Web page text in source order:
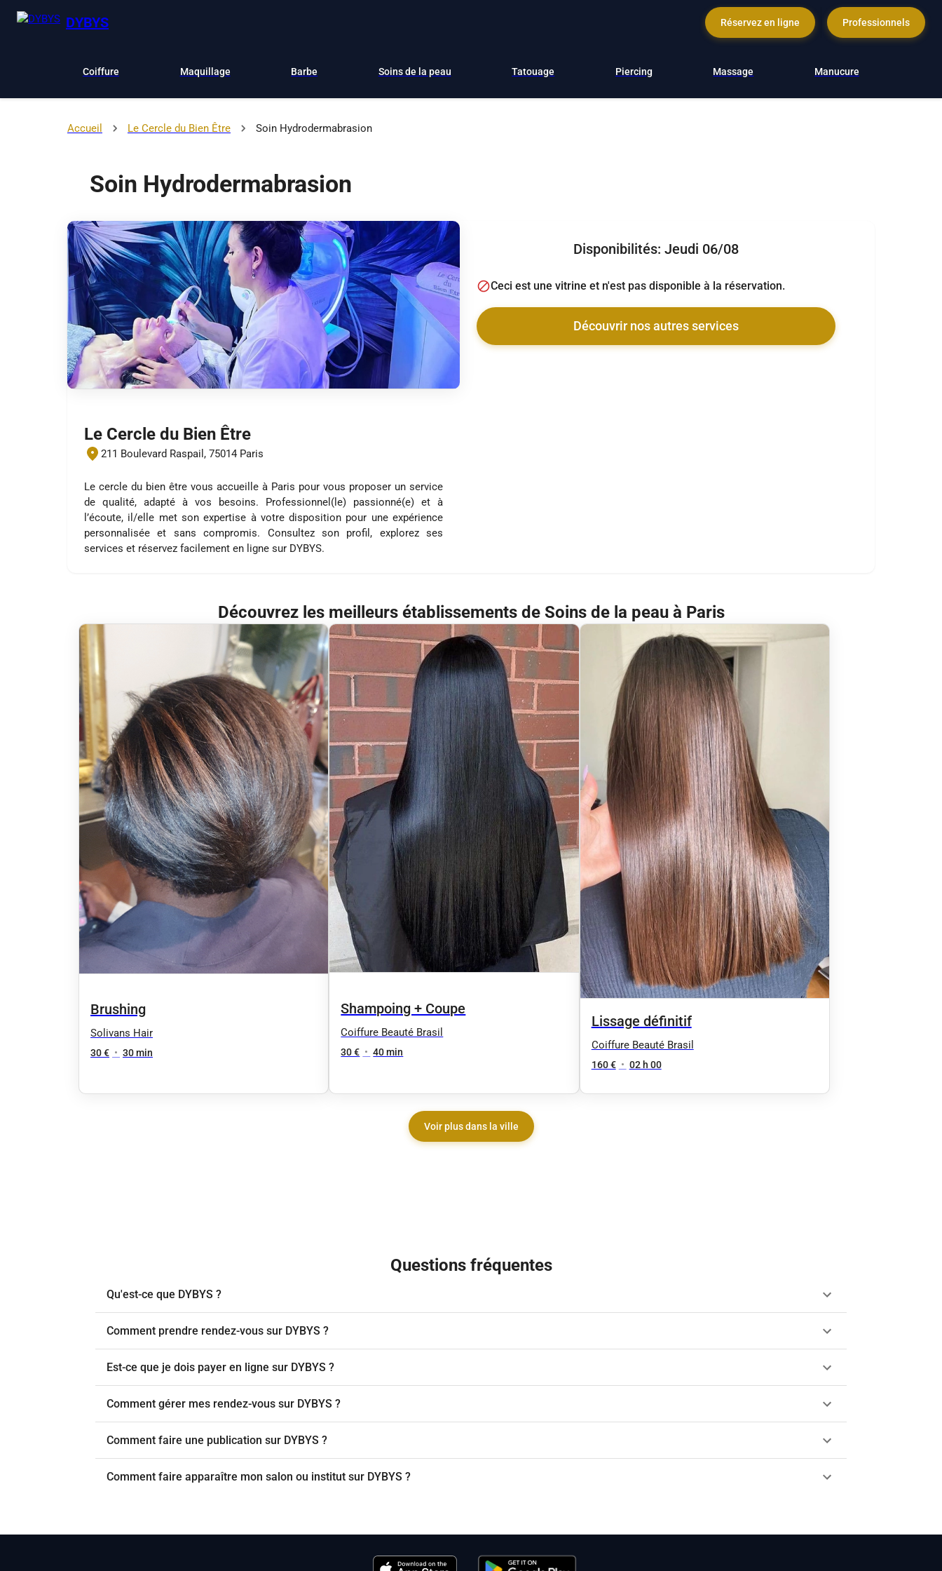
DYBYS Réservez en ligne Professionnels
Coiffure Maquillage Barbe Soins de la peau Tatouage Piercing Massage Manucure
Accueil Le Cercle du Bien Être Soin Hydrodermabrasion
Soin Hydrodermabrasion
Le Cercle du Bien Être
211 Boulevard Raspail, 75014 Paris
Le cercle du bien être vous accueille à Paris pour vous proposer un service
de qualité, adapté à vos besoins. Professionnel(le) passionné(e) et à
l’écoute, il/elle met son expertise à votre disposition pour une expérience
personnalisée et sans compromis. Consultez son profil, explorez ses
services et réservez facilement en ligne sur DYBYS.
Disponibilités: Jeudi 06/08
Ceci est une vitrine et n'est pas disponible à la réservation.
Découvrir nos autres services
Découvrez les meilleurs établissements de Soins de la peau à Paris
Brushing
Solivans Hair
30 € • 30 min
Shampoing + Coupe
Coiffure Beauté Brasil
30 € • 40 min
Lissage définitif
Coiffure Beauté Brasil
160 € • 02 h 00
Voir plus dans la ville
Questions fréquentes
Qu'est-ce que DYBYS ?
Comment prendre rendez-vous sur DYBYS ?
Est-ce que je dois payer en ligne sur DYBYS ?
Comment gérer mes rendez-vous sur DYBYS ?
Comment faire une publication sur DYBYS ?
Comment faire apparaître mon salon ou institut sur DYBYS ?